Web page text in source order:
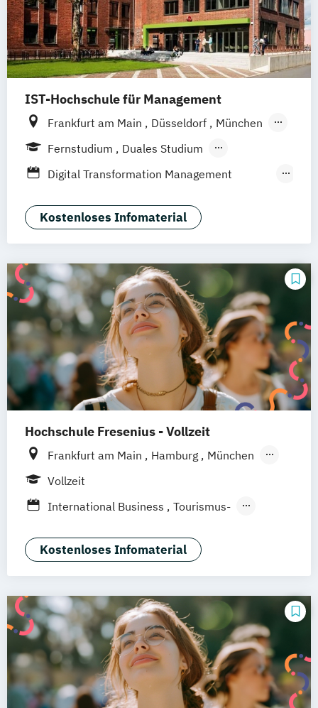
IST-Hochschule für Management
Frankfurt am Main Düsseldorf
München
Berlin
Hamburg Weil am Rhein
Fernstudium
Duales Studium
Fernlehrgang
Digital Transformation Management
Hotelmanagement)
Hospitality Controlling & Hotel Asset
Hotel- und Tourismusmarketing
Hotelmarketing
Hotelökonom
Housekeeping Management
Revenue Management
Tourism Consulting
Tourismus Management
Tourismusökonom (FH)
Kostenloses Infomaterial
Hochschule Fresenius - Vollzeit
Frankfurt am Main Hamburg
München
Düsseldorf
Braunschweig Erfurt
Vollzeit
International Business
Tourismus-
Kostenloses Infomaterial